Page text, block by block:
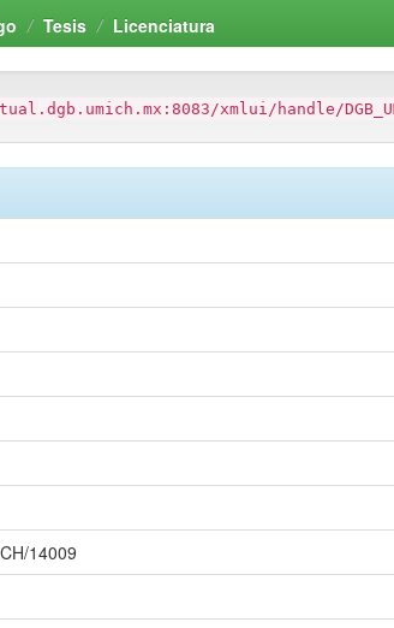
Tesis Licenciatura
xmlui/handle/
14009